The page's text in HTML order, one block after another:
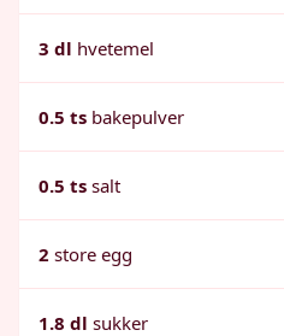
3 dl hvetemel
0.5 ts bakepulver
0.5 ts salt
2 store egg
1.8 dl sukker